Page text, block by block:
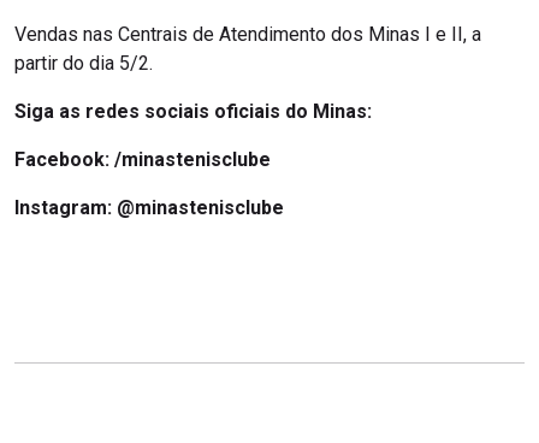
Vendas nas Centrais de Atendimento dos Minas I e II, a
partir do dia 5/2.
Siga as redes sociais oficiais do Minas:
Facebook: /minastenisclube
Instagram: @minastenisclube